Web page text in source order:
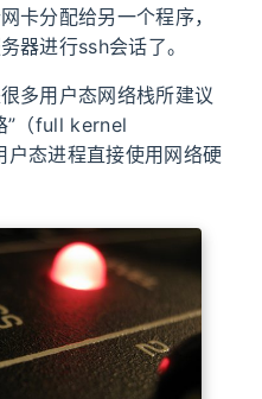
卡分配给另一个程序，
器进行ssh会话了。
多用户态网络栈所建议
”（full kernel
态进程直接使用网络硬